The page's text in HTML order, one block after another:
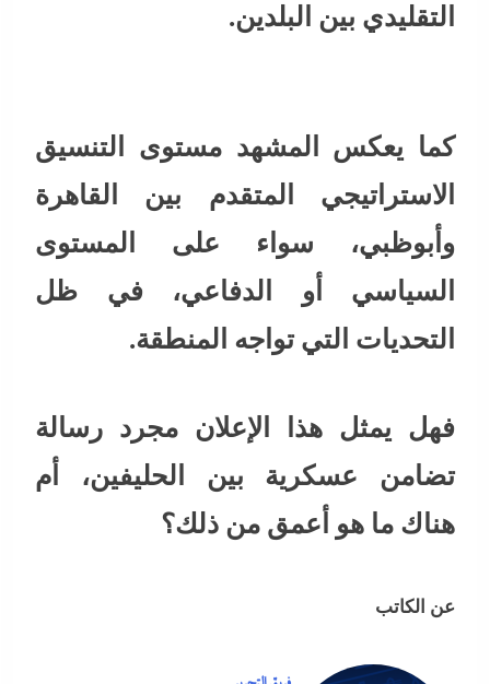
التقليدي بين البلدين.
كما يعكس المشهد مستوى التنسيق
الاستراتيجي المتقدم بين القاهرة
وأبوظبي، سواء على المستوى
السياسي أو الدفاعي، في ظل
التحديات التي تواجه المنطقة.
فهل يمثل هذا الإعلان مجرد رسالة
تضامن عسكرية بين الحليفين، أم
هناك ما هو أعمق من ذلك؟
عن الكاتب